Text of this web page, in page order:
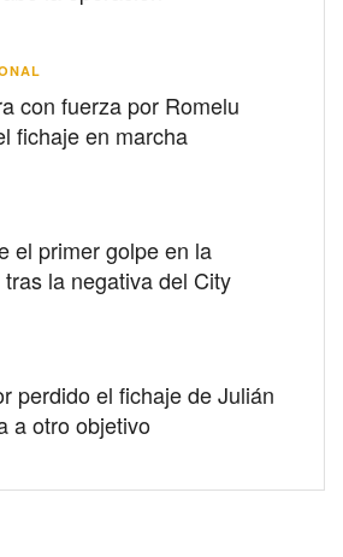
con fuerza por Romelu
fichaje en marcha
el primer golpe en la
la negativa del City
perdido el fichaje de Julián
a otro objetivo